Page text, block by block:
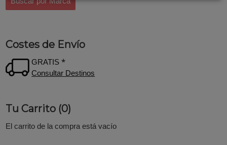
Costes de Envío
GRATIS *
Consultar Destinos
Tu Carrito (0)
El carrito de la compra está vacío